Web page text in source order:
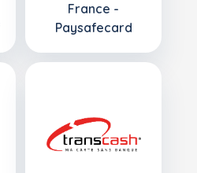
France -
Paysafecard